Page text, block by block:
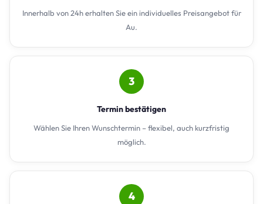
Innerhalb von 24h erhalten Sie ein individuelles Preisangebot für
Au.
3
Termin bestätigen
Wählen Sie Ihren Wunschtermin – flexibel, auch kurzfristig
möglich.
4